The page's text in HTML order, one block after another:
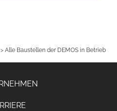
> Alle Baustellen der DEMOS in Betrieb